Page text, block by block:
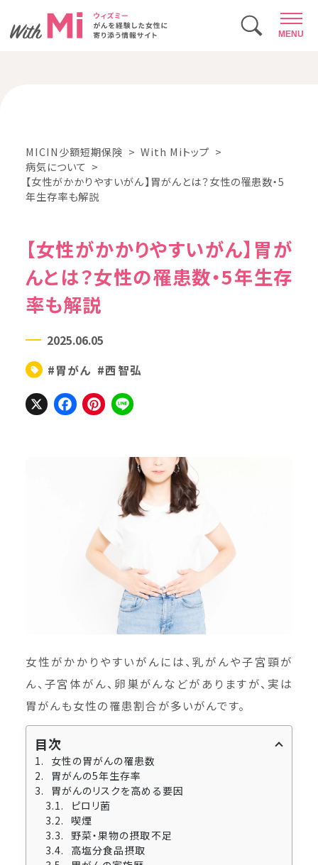
MENU
MICIN少額短期保険
With Miトップ
病気について
【女性がかかりやすいがん】胃がんとは？女性の罹患数・5
年生存率も解説
【女性がかかりやすいがん】胃が
んとは？女性の罹患数・5年生存
率も解説
2025.06.05
#胃がん #西智弘
X Facebook
Pinterest
女性がかかりやすいがんには、乳がんや子宮頸が
ん、子宮体がん、卵巣がんなどがありますが、実は
胃がんも女性の罹患割合が多いがんです。
目次
女性の胃がんの罹患数
胃がんの5年生存率
胃がんのリスクを高める要因
ピロリ菌
喫煙
野菜・果物の摂取不足
高塩分食品摂取